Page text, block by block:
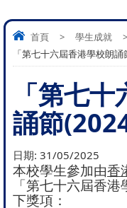
首頁 > 學生成就
>
「第七十六屆香港學校朗
「第七
誦節
日期: 31/05/2025
本校學生參加由香
「第七十六屆香
下獎項：